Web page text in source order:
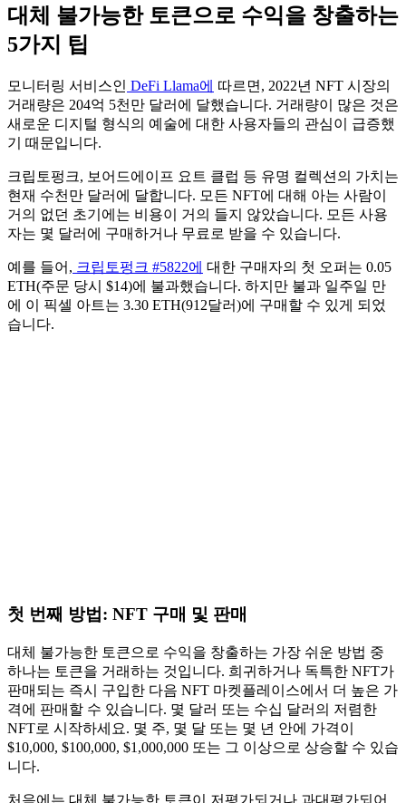
대체 불가능한 토큰으로 수익을 창출하는
5가지 팁
모니터링 서비스인 DeFi Llama에 따르면, 2022년 NFT 시장의
거래량은 204억 5천만 달러에 달했습니다. 거래량이 많은 것은
새로운 디지털 형식의 예술에 대한 사용자들의 관심이 급증했
기 때문입니다.
크립토펑크, 보어드에이프 요트 클럽 등 유명 컬렉션의 가치는
현재 수천만 달러에 달합니다. 모든 NFT에 대해 아는 사람이
거의 없던 초기에는 비용이 거의 들지 않았습니다. 모든 사용
자는 몇 달러에 구매하거나 무료로 받을 수 있습니다.
예를 들어, 크립토펑크 #5822에 대한 구매자의 첫 오퍼는 0.05
ETH(주문 당시 $14)에 불과했습니다. 하지만 불과 일주일 만
에 이 픽셀 아트는 3.30 ETH(912달러)에 구매할 수 있게 되었
습니다.
첫 번째 방법: NFT 구매 및 판매
대체 불가능한 토큰으로 수익을 창출하는 가장 쉬운 방법 중
하나는 토큰을 거래하는 것입니다. 희귀하거나 독특한 NFT가
판매되는 즉시 구입한 다음 NFT 마켓플레이스에서 더 높은 가
격에 판매할 수 있습니다. 몇 달러 또는 수십 달러의 저렴한
NFT로 시작하세요. 몇 주, 몇 달 또는 몇 년 안에 가격이
$10,000, $100,000, $1,000,000 또는 그 이상으로 상승할 수 있습
니다.
처음에는 대체 불가능한 토큰이 저평가되거나 과대평가되어